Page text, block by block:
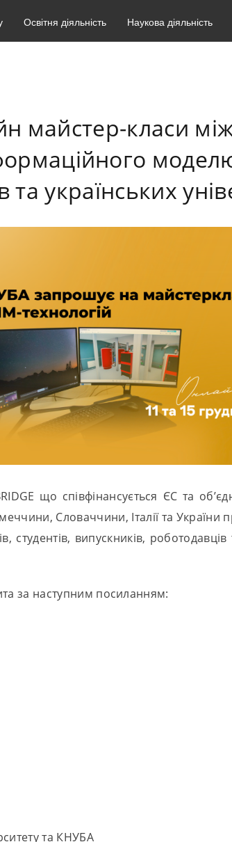
Освітня діяльність Наукова діяльність
майстер-класи
та українських
що співфінансується ЄС та
Словаччини, Італії та України
студентів, випускників,
за наступним посиланням:
та КНУБА